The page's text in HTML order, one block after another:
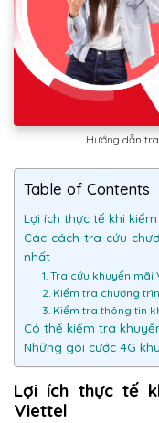
Hướng dẫn
Table of Contents
Lợi ích thực tế khi
Các cách tra cứu
nhất
1. Tra cứu khuyến
2. Kiểm tra chương
3. Kiểm tra thông tin
Có thể kiểm tra
Những gói cước 4G
Lợi ích thực tế
Viettel